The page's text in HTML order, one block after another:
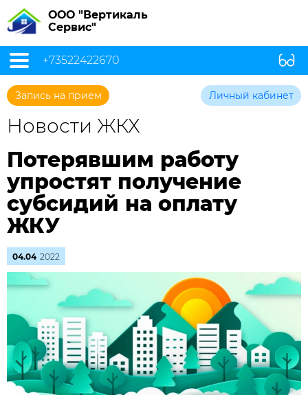
ООО "Вертикаль
Сервис"
+73522422670
Запись на прием Личный кабинет
Новости ЖКХ
Потерявшим работу
упростят получение
субсидий на оплату
ЖКУ
04.04 2022